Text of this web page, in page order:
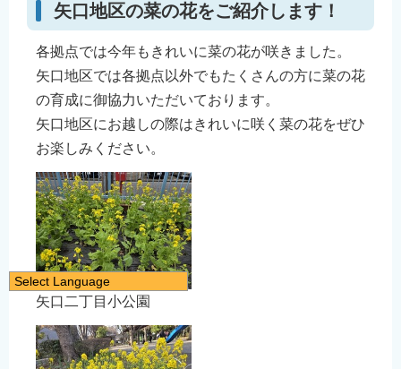
矢口地区の菜の花をご紹介します！
各拠点では今年もきれいに菜の花が咲きました。
矢口地区では各拠点以外でもたくさんの方に菜の花
の育成に御協力いただいております。
矢口地区にお越しの際はきれいに咲く菜の花をぜひ
お楽しみください。
矢口二丁目小公園
Select Language
日本語
English
简体中文